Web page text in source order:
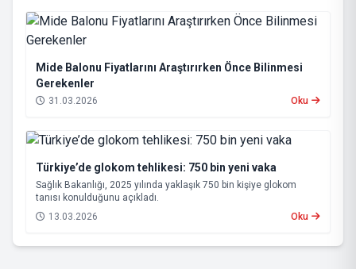
Mide Balonu Fiyatlarını Araştırırken Önce Bilinmesi
Gerekenler
31.03.2026 Oku
Türkiye’de glokom tehlikesi: 750 bin yeni vaka
Sağlık Bakanlığı, 2025 yılında yaklaşık 750 bin kişiye glokom
tanısı konulduğunu açıkladı.
13.03.2026
Oku